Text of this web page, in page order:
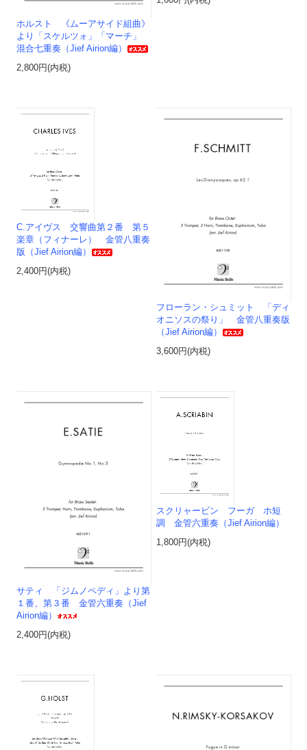
ホルスト 《ムーアサイド組曲》
より「スケルツォ」「マーチ」
混合七重奏（Jief Airion編）
2,800円(内税)
C.アイヴス 交響曲第２番 第５
楽章（フィナーレ） 金管八重奏
版（Jief Airion編）
2,400円(内税)
フローラン・シュミット 「ディ
オニソスの祭り」 金管八重奏版
（Jief Airion編）
3,600円(内税)
サティ 「ジムノペディ」より第
１番、第３番 金管六重奏（Jief
Airion編）
2,400円(内税)
スクリャービン フーガ ホ短
調 金管六重奏（Jief Airion編）
1,800円(内税)